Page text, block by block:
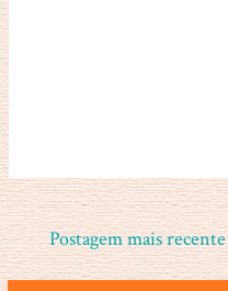
Postagem mais recente